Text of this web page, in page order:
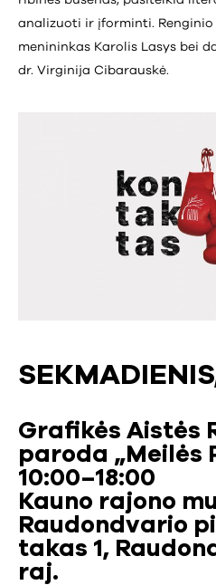
analizuoti ir įforminti. Renginio
menininkas Karolis Lasys bei
dr. Virginija Cibarauskė.
SEKMADIENIS,
Grafikės Aistės
paroda „Meilės
10:00–18:00
Kauno rajono
Raudondvario
takas 1,
raj.